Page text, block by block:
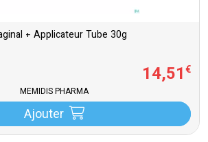
+ Applicateur Tube 30g
14,51€
MEMIDIS PHARMA
Ajouter